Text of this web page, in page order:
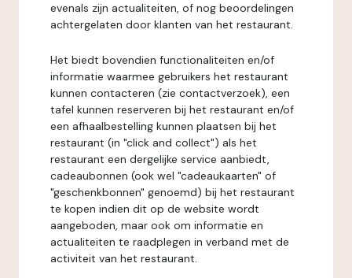
evenals zijn actualiteiten, of nog beoordelingen
achtergelaten door klanten van het restaurant.
Het biedt bovendien functionaliteiten en/of
informatie waarmee gebruikers het restaurant
kunnen contacteren (zie contactverzoek), een
tafel kunnen reserveren bij het restaurant en/of
een afhaalbestelling kunnen plaatsen bij het
restaurant (in "click and collect") als het
restaurant een dergelijke service aanbiedt,
cadeaubonnen (ook wel "cadeaukaarten" of
"geschenkbonnen" genoemd) bij het restaurant
te kopen indien dit op de website wordt
aangeboden, maar ook om informatie en
actualiteiten te raadplegen in verband met de
activiteit van het restaurant.